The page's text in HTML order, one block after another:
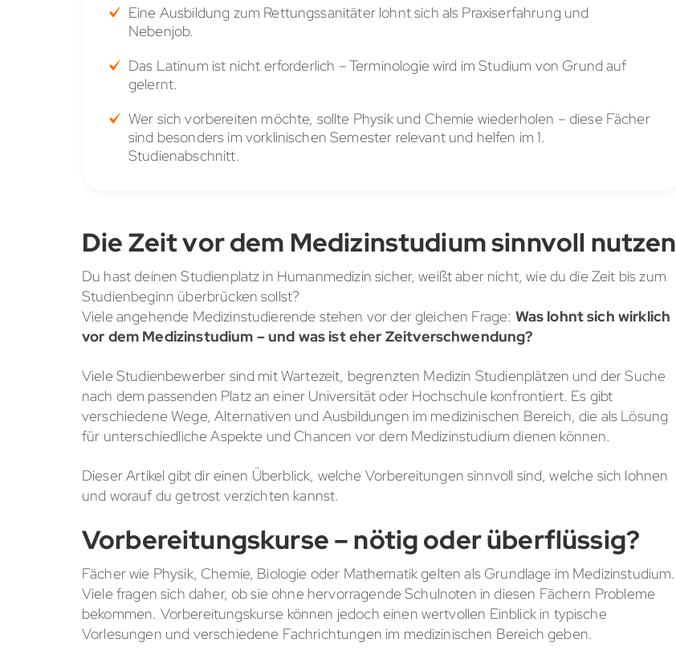
Eine Ausbildung zum Rettungssanitäter lohnt sich als Praxiserfahrung und
Nebenjob.
Das Latinum ist nicht erforderlich – Terminologie wird im Studium von Grund auf
gelernt.
Wer sich vorbereiten möchte, sollte Physik und Chemie wiederholen – diese Fächer
sind besonders im vorklinischen Semester relevant und helfen im 1.
Studienabschnitt.
Die Zeit vor dem Medizinstudium sinnvoll nutzen
Du hast deinen Studienplatz in Humanmedizin sicher, weißt aber nicht, wie du die Zeit bis zum
Studienbeginn überbrücken sollst?
Viele angehende Medizinstudierende stehen vor der gleichen Frage: Was lohnt sich wirklich
vor dem Medizinstudium – und was ist eher Zeitverschwendung?
Viele Studienbewerber sind mit Wartezeit, begrenzten Medizin Studienplätzen und der Suche
nach dem passenden Platz an einer Universität oder Hochschule konfrontiert. Es gibt
verschiedene Wege, Alternativen und Ausbildungen im medizinischen Bereich, die als Lösung
für unterschiedliche Aspekte und Chancen vor dem Medizinstudium dienen können.
Dieser Artikel gibt dir einen Überblick, welche Vorbereitungen sinnvoll sind, welche sich lohnen
und worauf du getrost verzichten kannst.
Vorbereitungskurse – nötig oder überflüssig?
Fächer wie Physik, Chemie, Biologie oder Mathematik gelten als Grundlage im Medizinstudium.
Viele fragen sich daher, ob sie ohne hervorragende Schulnoten in diesen Fächern Probleme
bekommen. Vorbereitungskurse können jedoch einen wertvollen Einblick in typische
Vorlesungen und verschiedene Fachrichtungen im medizinischen Bereich geben.